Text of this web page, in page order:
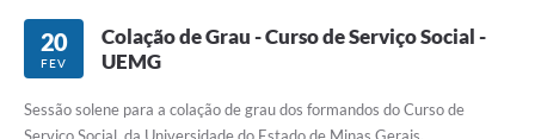
20
FEV
Colação de Grau - Curso de Serviço Social -
UEMG
Sessão solene para a colação de grau dos formandos do Curso de